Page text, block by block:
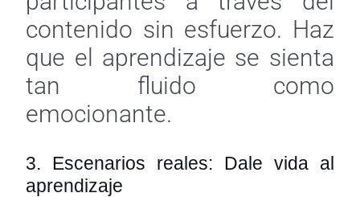
contenido sin esfuerzo. Haz
que el aprendizaje se sienta
tan fluido como
emocionante.
3. Escenarios reales: Dale vida al
aprendizaje